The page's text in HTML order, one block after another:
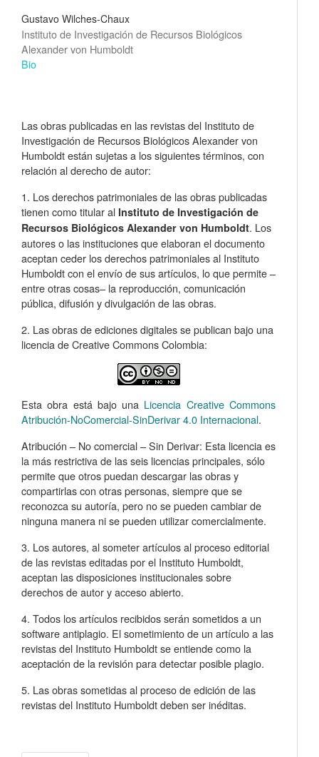
Gustavo Wilches-Chaux
Instituto de Investigación de Recursos Biológicos
Alexander von Humboldt
Bio
Las obras publicadas en las revistas del Instituto de
Investigación de Recursos Biológicos Alexander von
Humboldt están sujetas a los siguientes términos, con
relación al derecho de autor:
1. Los derechos patrimoniales de las obras publicadas
tienen como titular al Instituto de Investigación de
Recursos Biológicos Alexander von Humboldt. Los
autores o las instituciones que elaboran el documento
aceptan ceder los derechos patrimoniales al Instituto
Humboldt con el envío de sus artículos, lo que permite –
entre otras cosas­– la reproducción, comunicación
pública, difusión y divulgación de las obras.
2. Las obras de ediciones digitales se publican bajo una
licencia de Creative Commons Colombia:
Esta obra está bajo una Licencia Creative Commons
Atribución-NoComercial-SinDerivar 4.0 Internacional.
Atribución – No comercial – Sin Derivar: Esta licencia es
la más restrictiva de las seis licencias principales, sólo
permite que otros puedan descargar las obras y
compartirlas con otras personas, siempre que se
reconozca su autoría, pero no se pueden cambiar de
ninguna manera ni se pueden utilizar comercialmente.
3. Los autores, al someter artículos al proceso editorial
de las revistas editadas por el Instituto Humboldt,
aceptan las disposiciones institucionales sobre
derechos de autor y acceso abierto.
4. Todos los artículos recibidos serán sometidos a un
software antiplagio. El sometimiento de un artículo a las
revistas del Instituto Humboldt se entiende como la
aceptación de la revisión para detectar posible plagio.
5. Las obras sometidas al proceso de edición de las
revistas del Instituto Humboldt deben ser inéditas.